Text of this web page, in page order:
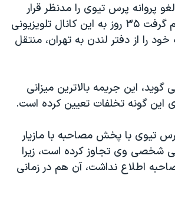
نوبل صلح
آمریکا «سی‌پک»
پروانه پرس تيوی را مدنظر قرار
داده بود، اما تصميم گرفت ۳۵ روز به اين کانال تلويزيونی
را از دفتر لندن به تهران، منتقل
اين جريمه بالاترين ميزانی
اين گونه تخلفات تعيين کرده است.
تيوی با پخش مصاحبه با مازيار
شخصی وی تجاوز کرده است، زيرا
اطلاع نداشت، آن هم در زمانی